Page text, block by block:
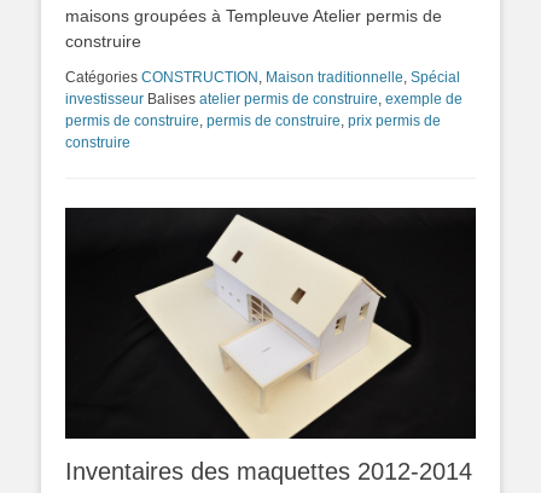
maisons groupées à Templeuve Atelier permis de
construire
Catégories CONSTRUCTION , Maison traditionnelle, Spécial
investisseur Balises atelier permis de construire, exemple de
permis de construire, permis de construire, prix permis de
construire
Inventaires des maquettes 2012-2014